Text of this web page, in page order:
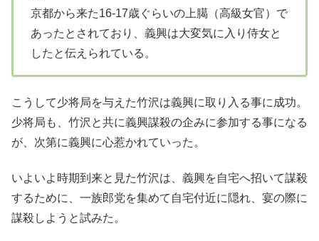
京都から来た16-17歳ぐらいの上臈（高級女官）で
あったとされており、義興は大変気に入り侍女と
したと伝えられている。
こうして少将局を与えた竹沢は義興に取り入る事に成功。
少将局も、竹沢と共に義興謀殺の企みに参加する事になる
が、次第に義興に心惹かれていった。
いよいよ時期到来と見た竹沢は、義興を自宅へ招いて謀殺
するために、一族郎党を集めて自宅付近に隠れ、宴の際に
謀殺しようと試みた。